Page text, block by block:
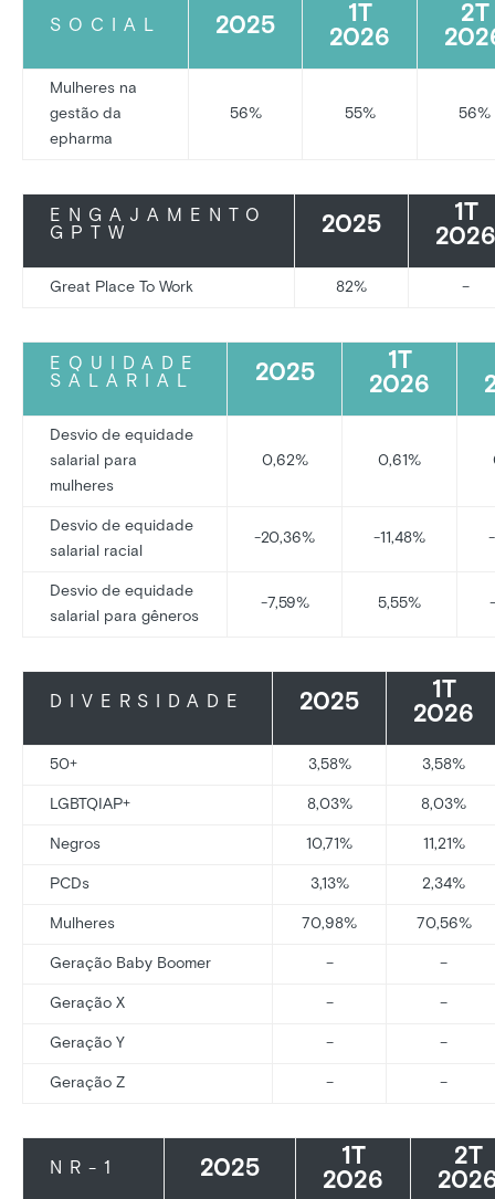
SOCIAL 2025 1T
2026
2T
Mulheres na
gestão da
epharma
56% 55% 56%
ENGAJAMENTO
GPTW 2025 1T
2026
Great Place To Work 82% –
EQUIDADE
SALARIAL 2025 1T
2026
Desvio de equidade
salarial para
mulheres
0,62% 0,61%
Desvio de equidade
salarial racial
-20,36% -11,48%
Desvio de equidade
salarial para gêneros
-7,59% 5,55%
DIVERSIDADE 2025 1T
2026
50+ 3,58%
3,58%
LGBTQIAP+
8,03%
8,03%
Negros
10,71%
11,21%
PCDs
3,13%
2,34%
Mulheres
70,98%
70,56%
Geração Baby Boomer
–
–
Geração X
–
–
Geração Y
–
–
Geração Z
– –
NR-1 2025 1T
2026
2T